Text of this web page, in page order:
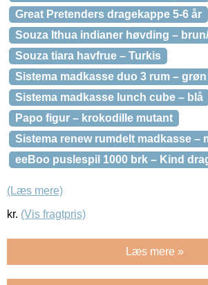
Great Pretenders dragekappe 5-6 år
Souza Ithua indianer høvding –
Souza tiara havfrue – Turkis
Sistema madkasse duo 3 rum – grøn
Sistema madkasse lunch cube – blå
Papo figur – krokodille mutant
Sistema renew rumdelt madkasse –
eeBoo puslespil 1000 brk – Kind
(Læs mere)
kr. (Vis fragtpris)
Læs mere »